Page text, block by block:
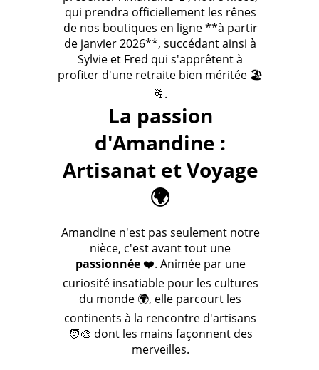
qui prendra officiellement les rênes
de nos boutiques en ligne **à partir
de janvier 2026**, succédant ainsi à
Sylvie et Fred qui s'apprêtent à
profiter d'une retraite bien méritée 🏖️
🥂.
La passion
d'Amandine :
Artisanat et Voyage
🌍
Amandine n'est pas seulement notre
nièce, c'est avant tout une
passionnée❤️. Animée par une
curiosité insatiable pour les cultures
du monde 🌍, elle parcourt les
continents à la rencontre d'artisans
🧑‍🎨 dont les mains façonnent des
merveilles.